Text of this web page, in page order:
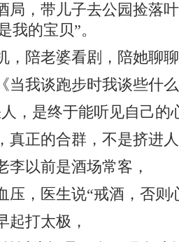
局，带儿子去公园捡落
我的宝贝”。
，陪老婆看剧，陪她聊
当我谈跑步时我谈些什
，是终于能听见自己的
真正的合群，不是挤进
李以前是酒场常客，
压，医生说“戒酒，否则
起打太极，